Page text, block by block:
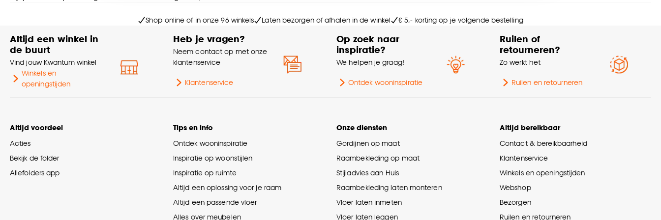
Goed om te weten is dat je deze keuze altijd nog kan aanpassen, bekijk hiervoor onze
Gewicht gram per m2 180 G/m2
Shop online of in onze 96 winkels Laten bezorgen of afhalen in de winkel € 5,- korting op je volgende bestelling
Altijd een winkel in
de buurt
Vind jouw Kwantum winkel
Winkels en
openingstijden
Heb je vragen?
Neem contact op met onze
klantenservice
Klantenservice
Op zoek naar
inspiratie?
We helpen je graag!
Ontdek wooninspiratie
Ruilen of
retourneren?
Zo werkt het
Ruilen en retourneren
Altijd voordeel
Acties
Bekijk de folder
Allefolders app
Tips en info
Ontdek wooninspiratie
Inspiratie op woonstijlen
Inspiratie op ruimte
Altijd een oplossing voor je raam
Altijd een passende vloer
Alles over meubelen
Onze diensten
Gordijnen op maat
Raambekleding op maat
Stijladvies aan Huis
Raambekleding laten monteren
Vloer laten inmeten
Vloer laten leggen
Altijd bereikbaar
Contact & bereikbaarheid
Klantenservice
Winkels en openingstijden
Webshop
Bezorgen
Ruilen en retourneren